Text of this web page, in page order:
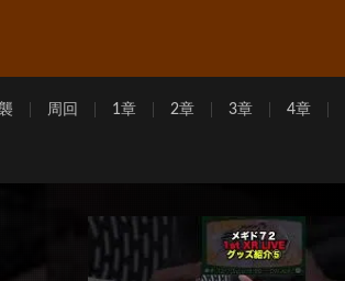
周回 1章 2章 3章 4章